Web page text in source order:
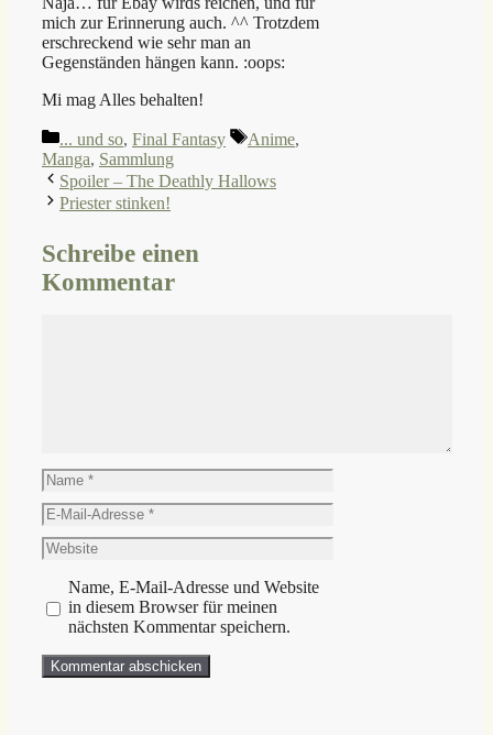
mich zur Erinnerung auch. ^^ Trotzdem
erschreckend wie sehr man an
Gegenständen hängen kann. :oops:
Mi mag Alles behalten!
Kategorien
... und so, Final Fantasy Schlagwörter
Anime,
Manga, Sammlung
Spoiler – The Deathly Hallows
Priester stinken!
Schreibe einen
Kommentar
Name
E-
Mail-
Adresse
Website
Name, E-Mail-Adresse und Website
in diesem Browser für meinen
nächsten Kommentar speichern.